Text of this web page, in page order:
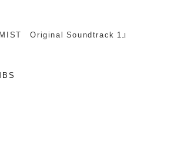
Original Soundtrack 1』